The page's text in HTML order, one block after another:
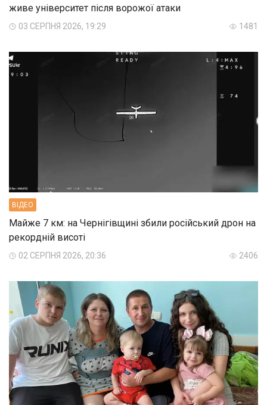
живе університет після ворожої атаки
03 СЕРПНЯ 2026, 19:29 1481
ВIДЕО
Майже 7 км: на Чернігівщині збили російський дрон на
рекордній висоті
02 СЕРПНЯ 2026, 20:36 2406